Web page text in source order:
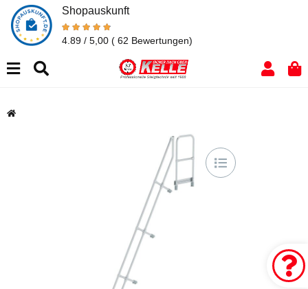
Shopauskunft
4.89 / 5,00 ( 62 Bewertungen)